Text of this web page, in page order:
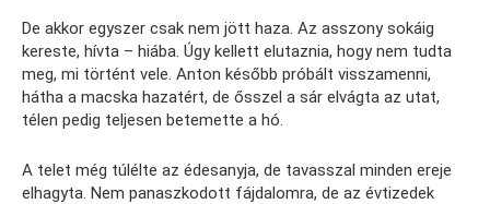
De akkor egyszer csak nem jött haza. Az asszony sokáig
kereste, hívta – hiába. Úgy kellett elutaznia, hogy nem tudta
meg, mi történt vele. Anton később próbált visszamenni,
hátha a macska hazatért, de ősszel a sár elvágta az utat,
télen pedig teljesen betemette a hó.
A telet még túlélte az édesanyja, de tavasszal minden ereje
elhagyta. Nem panaszkodott fájdalomra, de az évtizedek